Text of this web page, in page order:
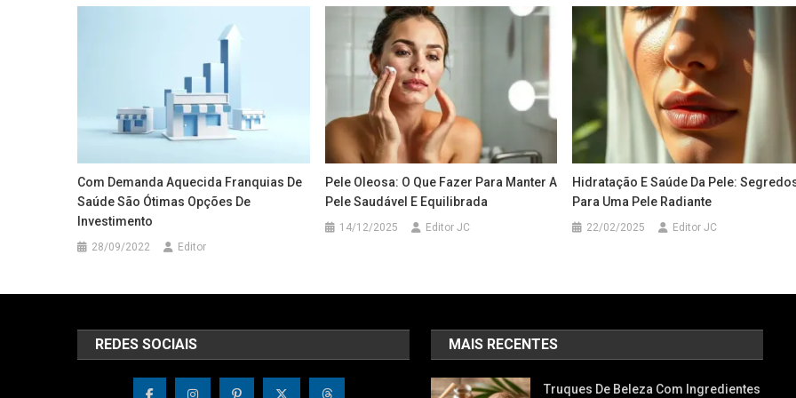
Com Demanda Aquecida Franquias De
Saúde São Ótimas Opções De
Investimento
28/09/2022 Editor
Pele Oleosa: O Que Fazer Para Manter A
Pele Saudável E Equilibrada
14/12/2025 Editor JC
Hidratação E Saúde Da Pele:
Para Uma Pele Radiante
22/02/2025 Editor JC
REDES SOCIAIS MAIS RECENTES
Truques De Beleza Com Ingredientes